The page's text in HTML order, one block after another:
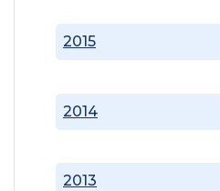
2013
2014
2015